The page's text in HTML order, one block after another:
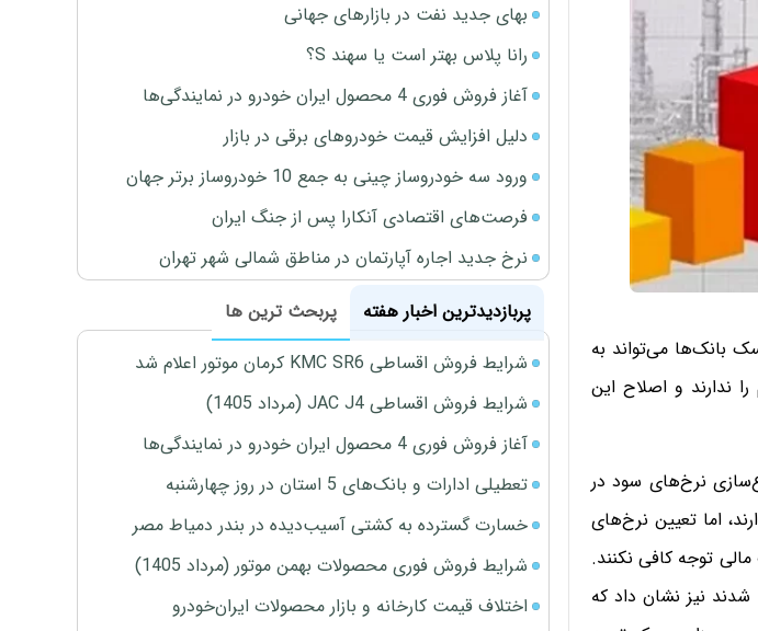
بانک‌ها می‌تواند به
ندارند و اصلاح این
نرخ‌های سود در
اما تعیین نرخ‌های
توجه کافی نکنند.
نیز نشان داد که
بهای جدید نفت در بازارهای جهانی
رانا پلاس بهتر است یا سهند S؟
آغاز فروش فوری 4 محصول ایران خودرو در نمایندگی‌ها
دلیل افزایش قیمت خودروهای برقی در بازار
ورود سه خودروساز چینی به جمع 10 خودروساز برتر جهان
فرصت‌های اقتصادی آنکارا پس از جنگ ایران
نرخ جدید اجاره آپارتمان در مناطق شمالی شهر تهران
پربازدیدترین اخبار هفته
پربحث ترین ها
شرایط فروش اقساطی KMC SR6 کرمان موتور اعلام شد
شرایط فروش اقساطی JAC J4 (مرداد 1405)
آغاز فروش فوری 4 محصول ایران خودرو در نمایندگی‌ها
تعطیلی ادارات و بانک‌های 5 استان در روز چهارشنبه
خسارت گسترده به کشتی آسیب‌دیده در بندر دمیاط مصر
شرایط فروش فوری محصولات بهمن موتور (مرداد 1405)
اختلاف قیمت کارخانه و بازار محصولات ایران‌خودرو